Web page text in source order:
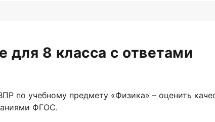
8 класса с ответами
по учебному предмету «Физика» – оценить
ФГОС.